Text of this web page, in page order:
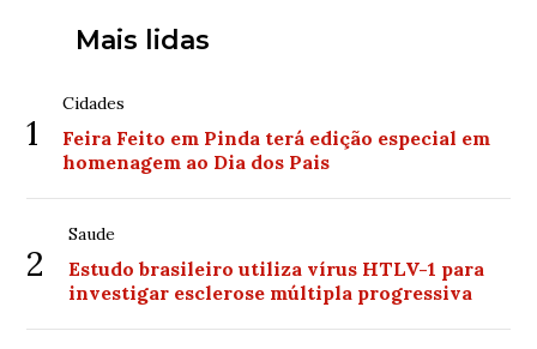
Mais lidas
1
Cidades
Feira Feito em Pinda terá edição especial em
homenagem ao Dia dos Pais
2
Saude
Estudo brasileiro utiliza vírus HTLV-1 para
investigar esclerose múltipla progressiva